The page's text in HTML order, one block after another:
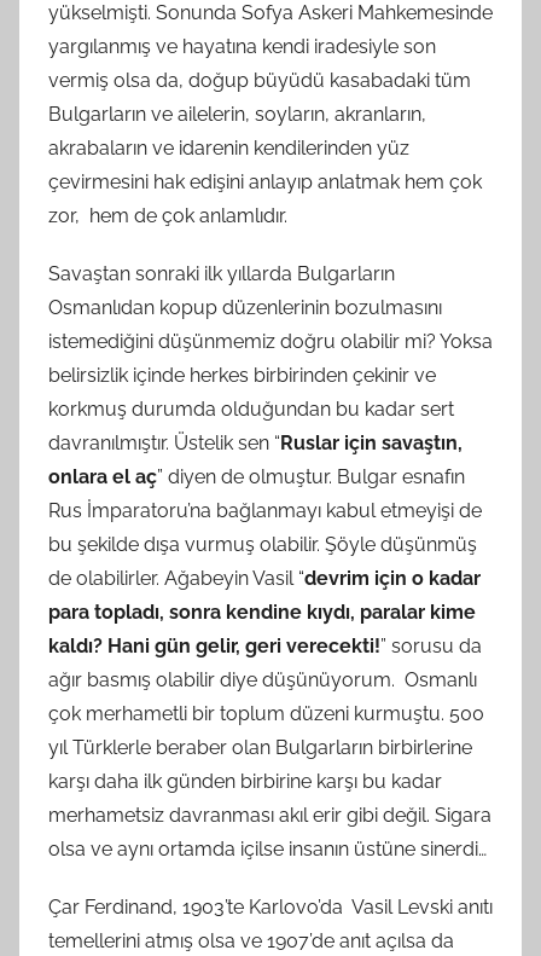
yükselmişti. Sonunda Sofya Askeri Mahkemesinde
yargılanmış ve hayatına kendi iradesiyle son
vermiş olsa da, doğup büyüdü kasabadaki tüm
Bulgarların ve ailelerin, soyların, akranların,
akrabaların ve idarenin kendilerinden yüz
çevirmesini hak edişini anlayıp anlatmak hem çok
zor, hem de çok anlamlıdır.
Savaştan sonraki ilk yıllarda Bulgarların
Osmanlıdan kopup düzenlerinin bozulmasını
istemediğini düşünmemiz doğru olabilir mi? Yoksa
belirsizlik içinde herkes birbirinden çekinir ve
korkmuş durumda olduğundan bu kadar sert
davranılmıştır. Üstelik sen “ Ruslar için savaştın,
onlara el aç” diyen de olmuştur. Bulgar esnafın
Rus İmparatoru’na bağlanmayı kabul etmeyişi de
bu şekilde dışa vurmuş olabilir. Şöyle düşünmüş
de olabilirler. Ağabeyin Vasil “devrim için o kadar
para topladı, sonra kendine kıydı, paralar kime
kaldı? Hani gün gelir, geri verecekti!” sorusu da
ağır basmış olabilir diye düşünüyorum. Osmanlı
çok merhametli bir toplum düzeni kurmuştu. 500
yıl Türklerle beraber olan Bulgarların birbirlerine
karşı daha ilk günden birbirine karşı bu kadar
merhametsiz davranması akıl erir gibi değil. Sigara
olsa ve aynı ortamda içilse insanın üstüne sinerdi…
Çar Ferdinand, 1903’te Karlovo’da Vasil Levski anıtı
temellerini atmış olsa ve 1907’de anıt açılsa da